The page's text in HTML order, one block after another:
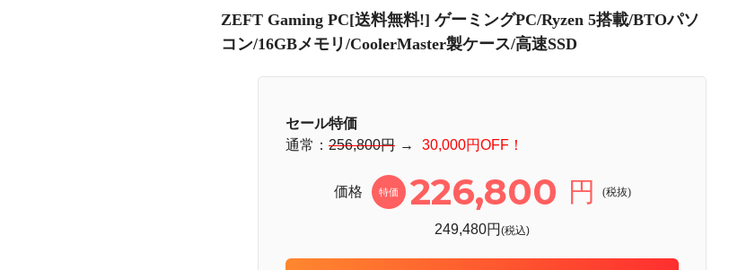
ZEFT Gaming PC[送料無料!] ゲーミングPC/Ryzen 5搭載/BTOパソ
コン/16GBメモリ/CoolerMaster製ケース/高速SSD
セール特価
通常： 256,800円 → 30,000円OFF！
価格 特価 226,800 円 (税抜)
249,480円 (税込)